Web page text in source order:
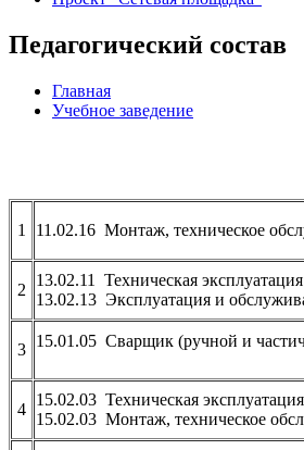
Педагогический состав
Главная
Учебное заведение
1 11.02.16 Монтаж, техническое
2
13.02.11 Техническая
13.02.13 Эксплуатация и
3 15.01.05 Сварщик (ручной и
4
15.02.03 Техническая
15.02.03 Монтаж, техническое